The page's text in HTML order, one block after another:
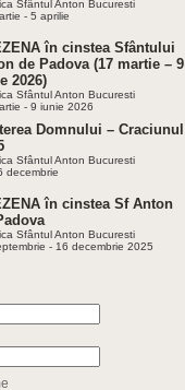
Sfântul Anton Bucuresti
- 5 aprilie
în cinstea Sfântului
de Padova (17 martie – 9
2026)
Sfântul Anton Bucuresti
- 9 iunie 2026
Domnului – Craciunul
Sfântul Anton Bucuresti
decembrie
în cinstea Sf Anton
Sfântul Anton Bucuresti
- 16 decembrie 2025